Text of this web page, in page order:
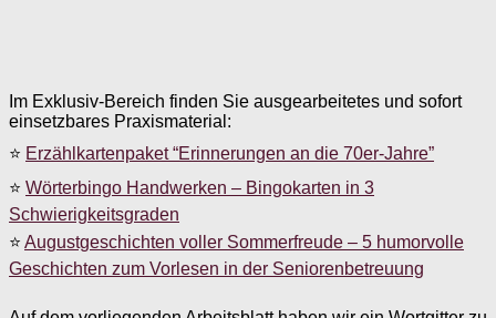
Im Exklusiv-Bereich finden Sie ausgearbeitetes und sofort
einsetzbares Praxismaterial:
⭐ Erzählkartenpaket “Erinnerungen an die 70er-Jahre”
⭐ Wörterbingo Handwerken – Bingokarten in 3
Schwierigkeitsgraden
⭐ Augustgeschichten voller Sommerfreude – 5 humorvolle
Geschichten zum Vorlesen in der Seniorenbetreuung